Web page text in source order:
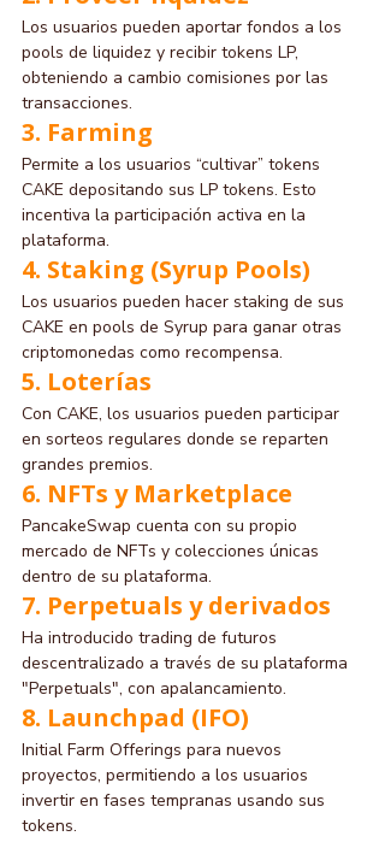
Los usuarios pueden aportar fondos a los
pools de liquidez y recibir tokens LP,
obteniendo a cambio comisiones por las
transacciones.
3. Farming
Permite a los usuarios “cultivar” tokens
CAKE depositando sus LP tokens. Esto
incentiva la participación activa en la
plataforma.
4. Staking (Syrup Pools)
Los usuarios pueden hacer staking de sus
CAKE en pools de Syrup para ganar otras
criptomonedas como recompensa.
5. Loterías
Con CAKE, los usuarios pueden participar
en sorteos regulares donde se reparten
grandes premios.
6. NFTs y Marketplace
PancakeSwap cuenta con su propio
mercado de NFTs y colecciones únicas
dentro de su plataforma.
7. Perpetuals y derivados
Ha introducido trading de futuros
descentralizado a través de su plataforma
"Perpetuals", con apalancamiento.
8. Launchpad (IFO)
Initial Farm Offerings para nuevos
proyectos, permitiendo a los usuarios
invertir en fases tempranas usando sus
tokens.